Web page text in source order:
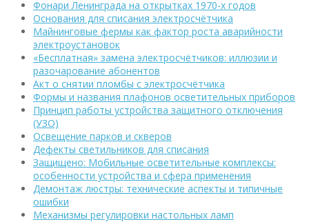
Фонари Ленинграда на открытках 1970-х годов
Основания для списания электросчётчика
Майнинговые фермы как фактор роста аварийности
электроустановок
«Бесплатная» замена электросчётчиков: иллюзии и
разочарование абонентов
Акт о снятии пломбы с электросчётчика
Формы и названия плафонов осветительных приборов
Принцип работы устройства защитного отключения
(УЗО)
Освещение парков и скверов
Дефекты светильников для списания
Защищено: Мобильные осветительные комплексы:
особенности устройства и сфера применения
Демонтаж люстры: технические аспекты и типичные
ошибки
Механизмы регулировки настольных ламп